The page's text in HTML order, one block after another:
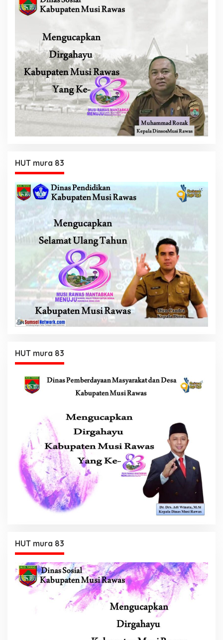
HUT mura 83
HUT mura 83
HUT mura 83